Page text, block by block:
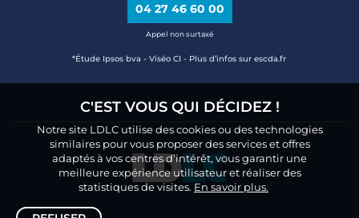
04 27 46 60 00
Appel non surtaxé
*Étude Ipsos bva - Viséo CI - Plus d’infos sur escda.fr
C'EST VOUS QUI DÉCIDEZ !
Notre site LDLC utilise des cookies ou des technologies
similaires pour vous proposer des services et offres
adaptés à vos centres d’intérêt, vous garantir une
meilleure expérience utilisateur et réaliser des
statistiques de visites. En savoir plus.